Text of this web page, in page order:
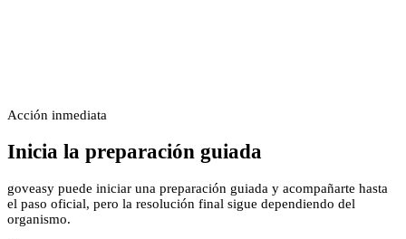
Acción inmediata
Inicia la preparación guiada
goveasy puede iniciar una preparación guiada y acompañarte hasta
el paso oficial, pero la resolución final sigue dependiendo del
organismo.